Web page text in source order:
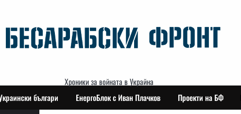
Хроники за войната в Украйна
българи ЕнергоБлок с Иван Плачков Проекти на БФ